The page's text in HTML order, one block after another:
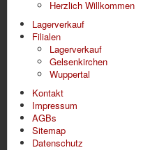
Herzlich Willkommen
Lagerverkauf
Filialen
Lagerverkauf
Gelsenkirchen
Wuppertal
Kontakt
Impressum
AGBs
Sitemap
Datenschutz